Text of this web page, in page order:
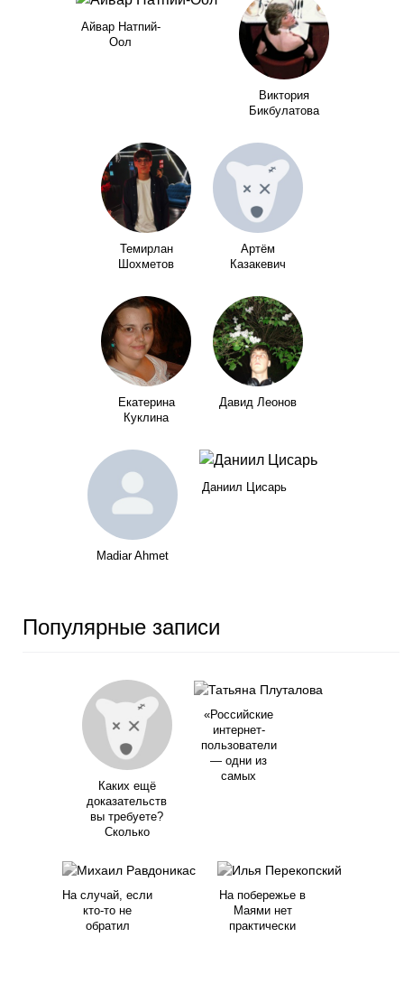
Айвар Натпий-
Оол
Виктория
Бикбулатова
Темирлан
Шохметов
Артём
Казакевич
Екатерина
Куклина
Давид Леонов
Madiar Ahmet
Даниил Цисарь
Популярные записи
Каких ещё
доказательств
вы требуете?
Сколько
«Российские
интернет-
пользователи
— одни из
самых
На случай, если
кто-то не
обратил
На побережье в
Маями нет
практически